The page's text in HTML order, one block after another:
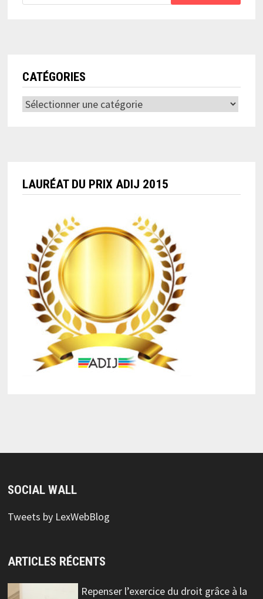
CATÉGORIES
Catégories
LAURÉAT DU PRIX ADIJ 2015
SOCIAL WALL
Tweets by LexWebBlog
ARTICLES RÉCENTS
Repenser l’exercice du droit grâce à la